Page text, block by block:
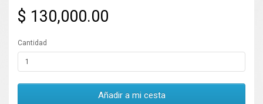
$ 130,000.00
Cantidad
Añadir a mi cesta